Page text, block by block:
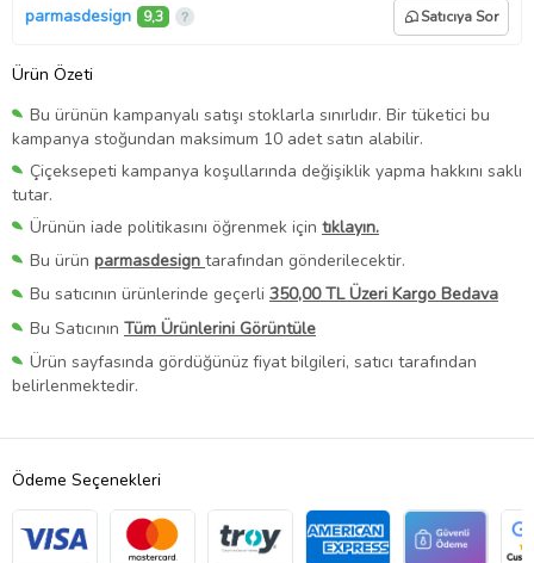
parmasdesign 9,3 Satıcıya Sor
Ürün Özeti
Bu ürünün kampanyalı satışı stoklarla sınırlıdır. Bir tüketici bu
kampanya stoğundan maksimum 10 adet satın alabilir.
Çiçeksepeti kampanya koşullarında değişiklik yapma hakkını saklı
tutar.
Ürünün iade politikasını öğrenmek için tıklayın.
Bu ürün parmasdesign tarafından gönderilecektir.
Bu satıcının ürünlerinde geçerli 350,00 TL Üzeri Kargo Bedava
Bu Satıcının Tüm Ürünlerini Görüntüle
Ürün sayfasında gördüğünüz fiyat bilgileri, satıcı tarafından
belirlenmektedir.
Ödeme Seçenekleri